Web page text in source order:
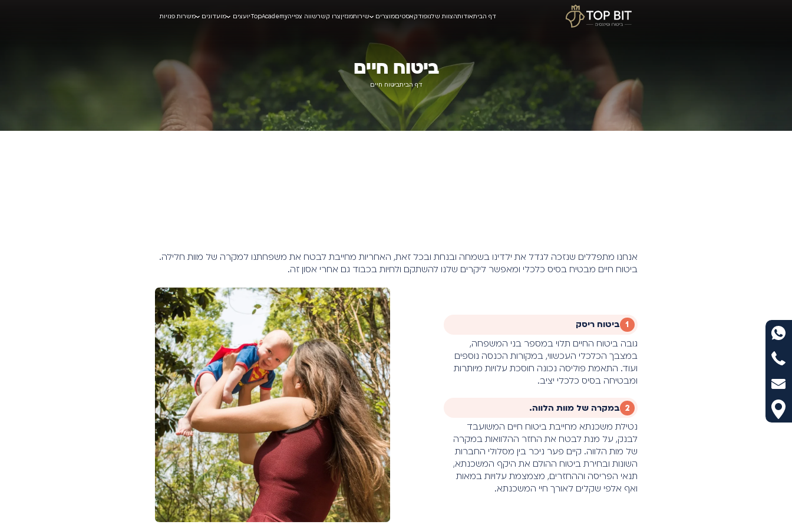
דף הביתאודותהצוות שלנופודקאסטיםמוצרים שירותמגזיןצרו קשרשווה צפייהTopAcademyיועצים מועדונים משרות פנויות
ביטוח חיים
דף הביתביטוח חיים
אנחנו מתפללים שנזכה לגדל את ילדינו בשמחה ובנחת ובכל זאת, האחריות מחייבת לבטח את משפחתנו למקרה של מוות חלילה.
ביטוח חיים מבטיח בסיס כלכלי ומאפשר ליקרים שלנו להשתקם ולחיות בכבוד גם אחרי אסון זה.
1 ביטוח ריסק
גובה ביטוח החיים תלוי במספר בני המשפחה,
במצבך הכלכלי העכשווי, במקורות הכנסה נוספים
ועוד. התאמת פוליסה נכונה חוסכת עלויות מיותרות
ומבטיחה בסיס כלכלי יציב.
2 במקרה של מוות הלווה.
נטילת משכנתא מחייבת ביטוח חיים המשועבד
לבנק, על מנת לבטח את החזר ההלוואות במקרה
של מות הלווה. קיים פער ניכר בין מסלולי החברות
השונות ובחירת ביטוח ההולם את היקף המשכנתא,
תנאי הפריסה וההחזרים, מצמצמת עלויות במאות
ואף אלפי שקלים לאורך חיי המשכנתא.